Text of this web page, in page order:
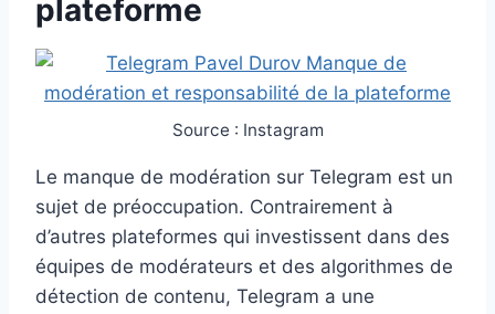
plateforme
Source : Instagram
Le manque de modération sur Telegram est un
sujet de préoccupation. Contrairement à
d’autres plateformes qui investissent dans des
équipes de modérateurs et des algorithmes de
détection de contenu, Telegram a une